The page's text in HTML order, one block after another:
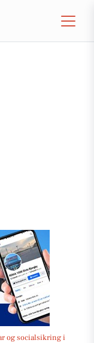
og socialsikring i